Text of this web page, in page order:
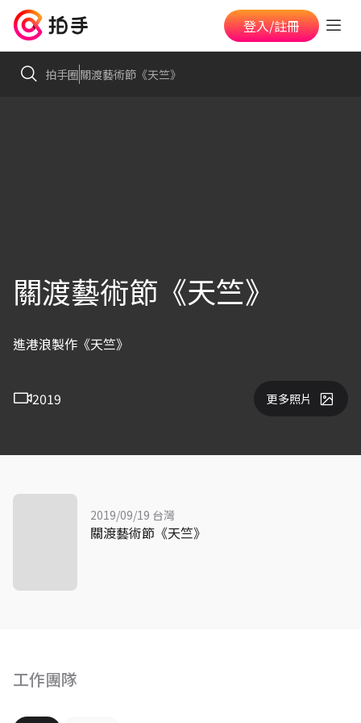
登入/註冊
拍手圈關渡藝術節《天竺》
關渡藝術節《天竺》
進港浪製作《天竺》
2019 更多照片
工作團隊
2019/09/19 台灣
關渡藝術節《天竺》